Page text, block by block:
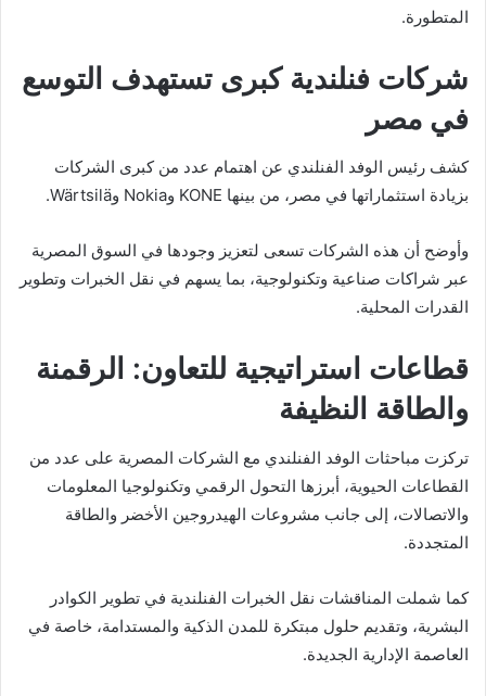
المتطورة.
شركات فنلندية كبرى تستهدف التوسع
في مصر
كشف رئيس الوفد الفنلندي عن اهتمام عدد من كبرى الشركات
بزيادة استثماراتها في مصر، من بينها KONE وNokia وWärtsilä
.
وأوضح أن هذه الشركات تسعى لتعزيز وجودها في السوق المصرية
عبر شراكات صناعية وتكنولوجية، بما يسهم في نقل الخبرات وتطوير
القدرات المحلية.
قطاعات استراتيجية للتعاون: الرقمنة
والطاقة النظيفة
تركزت مباحثات الوفد الفنلندي مع الشركات المصرية على عدد من
القطاعات الحيوية، أبرزها التحول الرقمي وتكنولوجيا المعلومات
والاتصالات، إلى جانب مشروعات الهيدروجين الأخضر والطاقة
المتجددة.
كما شملت المناقشات نقل الخبرات الفنلندية في تطوير الكوادر
البشرية، وتقديم حلول مبتكرة للمدن الذكية والمستدامة، خاصة في
العاصمة الإدارية الجديدة.